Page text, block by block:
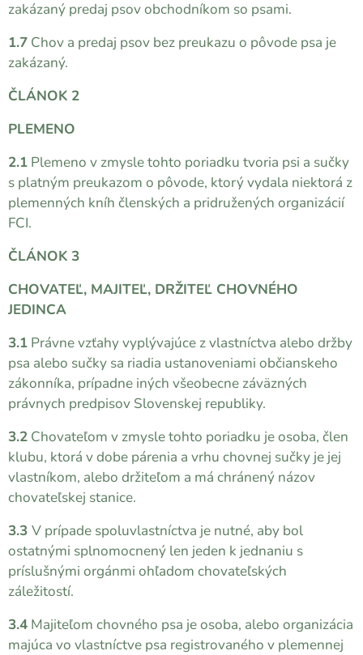
zakázaný predaj psov obchodníkom so psami.
1.7 Chov a predaj psov bez preukazu o pôvode psa je
zakázaný.
ČLÁNOK 2
PLEMENO
2.1 Plemeno v zmysle tohto poriadku tvoria psi a sučky
s platným preukazom o pôvode, ktorý vydala niektorá z
plemenných kníh členských a pridružených organizácií
FCI.
ČLÁNOK 3
CHOVATEĽ, MAJITEĽ, DRŽITEĽ CHOVNÉHO
JEDINCA
3.1 Právne vzťahy vyplývajúce z vlastníctva alebo držby
psa alebo sučky sa riadia ustanoveniami občianskeho
zákonníka, prípadne iných všeobecne záväzných
právnych predpisov Slovenskej republiky.
3.2 Chovateľom v zmysle tohto poriadku je osoba, člen
klubu, ktorá v dobe párenia a vrhu chovnej sučky je jej
vlastníkom, alebo držiteľom a má chránený názov
chovateľskej stanice.
3.3 V prípade spoluvlastníctva je nutné, aby bol
ostatnými splnomocnený len jeden k jednaniu s
príslušnými orgánmi ohľadom chovateľských
záležitostí.
3.4 Majiteľom chovného psa je osoba, alebo organizácia
majúca vo vlastníctve psa registrovaného v plemennej